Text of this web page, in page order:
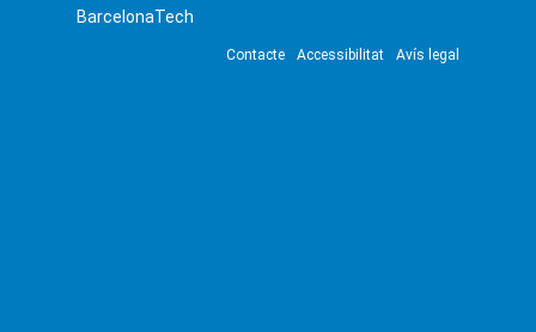
BarcelonaTech
Contacte Accessibilitat Avís legal